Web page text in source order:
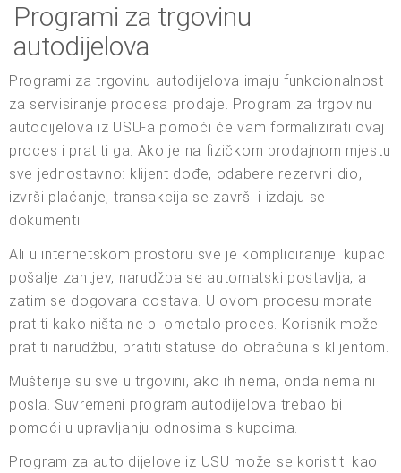
Programi za trgovinu
autodijelova
Programi za trgovinu autodijelova imaju funkcionalnost
za servisiranje procesa prodaje. Program za trgovinu
autodijelova iz USU-a pomoći će vam formalizirati ovaj
proces i pratiti ga. Ako je na fizičkom prodajnom mjestu
sve jednostavno: klijent dođe, odabere rezervni dio,
izvrši plaćanje, transakcija se završi i izdaju se
dokumenti.
Ali u internetskom prostoru sve je kompliciranije: kupac
pošalje zahtjev, narudžba se automatski postavlja, a
zatim se dogovara dostava. U ovom procesu morate
pratiti kako ništa ne bi ometalo proces. Korisnik može
pratiti narudžbu, pratiti statuse do obračuna s klijentom.
Mušterije su sve u trgovini, ako ih nema, onda nema ni
posla. Suvremeni program autodijelova trebao bi
pomoći u upravljanju odnosima s kupcima.
Program za auto dijelove iz USU može se koristiti kao